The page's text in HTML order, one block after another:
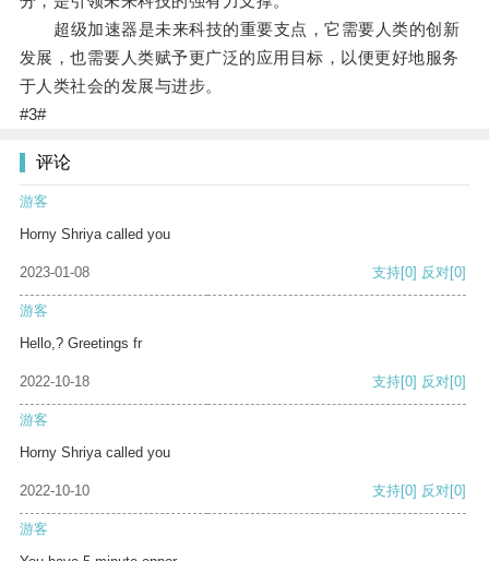
超级加速器是未来科技的重要支点，它需要人类的创新
发展，也需要人类赋予更广泛的应用目标，以便更好地服务
于人类社会的发展与进步。
#3#
评论
游客
Horny Shriya called you
2023-01-08 支持[0] 反对[0]
游客
Hello,? Greetings fr
2022-10-18 支持[0] 反对[0]
游客
Horny Shriya called you
2022-10-10 支持[0] 反对[0]
游客